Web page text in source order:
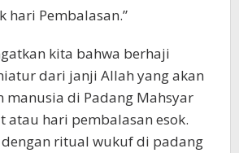
hari Pembalasan.”
kita bahwa berhaji
dari janji Allah yang akan
manusia di Padang Mahsyar
atau hari pembalasan esok.
ritual wukuf di padang